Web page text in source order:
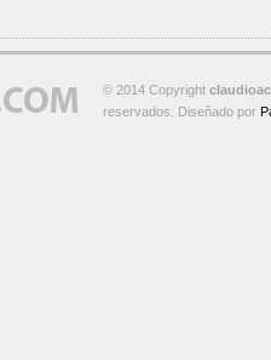
© 2014 Copyright
reservados. Diseñado por